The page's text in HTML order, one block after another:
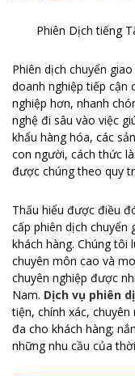
Phiên Dịch tiếng
Phiên dịch chuyển
doanh nghiệp tiếp cận
nghiệp hơn, nhanh
nghệ đi sâu vào việc
khẩu hàng hóa, các
con người, cách thức
được chúng theo quy
Thấu hiểu được điều
cấp phiên dịch chuyển
khách hàng. Chúng
chuyên môn cao và
chuyên nghiệp được
Nam. Dịch vụ phiên
tiện, chính xác,
đa cho khách hàng;
những nhu cầu của